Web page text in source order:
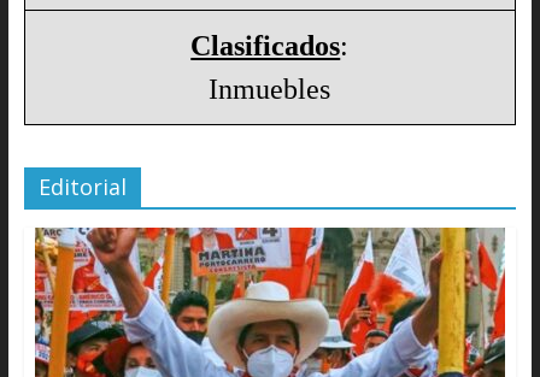
Clasificados:
Inmuebles
Editorial